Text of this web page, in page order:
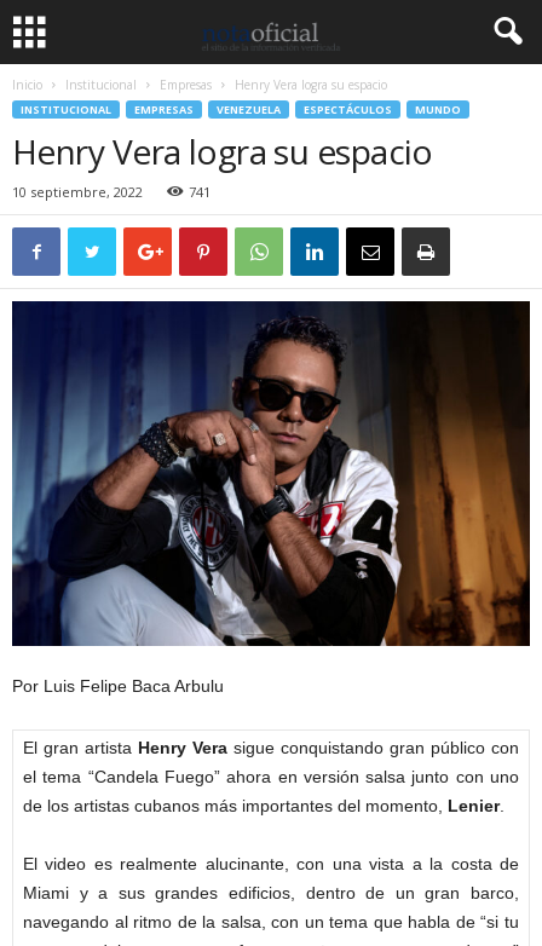
Inicio Institucional Empresas Henry Vera logra su espacio
INSTITUCIONAL EMPRESAS VENEZUELA ESPECTÁCULOS MUNDO
Henry Vera logra su espacio
10 septiembre, 2022 741
Por Luis Felipe Baca Arbulu
El gran artista Henry Vera sigue conquistando gran público con
el tema “Candela Fuego” ahora en versión salsa junto con uno
de los artistas cubanos más importantes del momento, Lenier.
El video es realmente alucinante, con una vista a la costa de
Miami y a sus grandes edificios, dentro de un gran barco,
navegando al ritmo de la salsa, con un tema que habla de “si tu